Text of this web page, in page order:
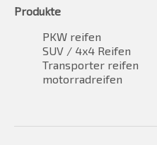
Produkte
PKW reifen
SUV / 4x4 Reifen
Transporter reifen
motorradreifen